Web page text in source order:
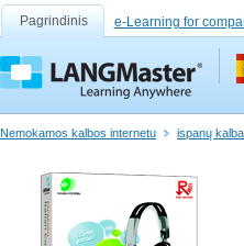
Pagrindinis e-Learning for
Nemokamos kalbos internetu ispanų